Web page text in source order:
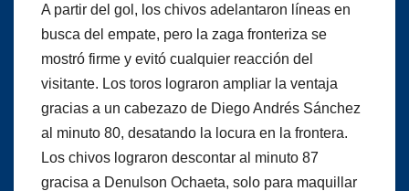
A partir del gol, los chivos adelantaron líneas en
busca del empate, pero la zaga fronteriza se
mostró firme y evitó cualquier reacción del
visitante. Los toros lograron ampliar la ventaja
gracias a un cabezazo de Diego Andrés Sánchez
al minuto 80, desatando la locura en la frontera.
Los chivos lograron descontar al minuto 87
gracisa a Denulson Ochaeta, solo para maquillar